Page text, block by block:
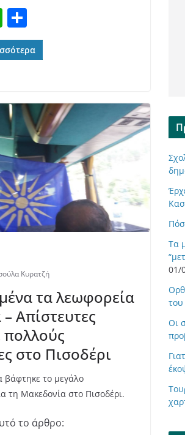
W
h
at
p
p
Μ
οι
ρ
τε
ίτ
ε
Κυρατζή
τα λεωφορεία
Απίστευτες
πολλούς
στο Πισοδέρι
το μεγάλο
τη Μακεδονία στο Πισοδέρι.
το άρθρο:
Τα
01/
Οι